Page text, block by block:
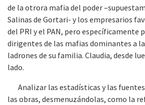
de la otrora mafia del poder
Salinas de Gortari- y los empresarios
del PRI y el PAN, pero específicamente
dirigentes de las mafias dominantes a la
ladrones de su familia. Claudia, desde
lado.
Analizar las estadísticas y las fuentes
las obras, desmenuzándolas, como la